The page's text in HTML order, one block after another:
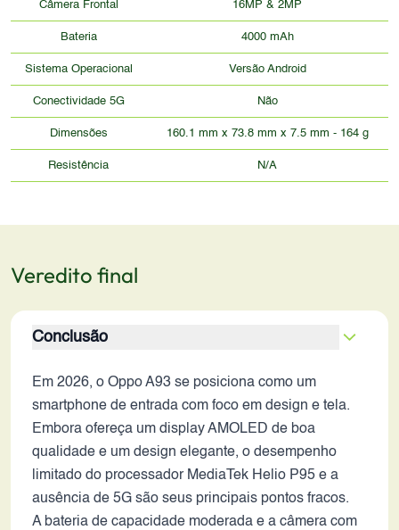
Câmera Frontal 16MP & 2MP
Bateria 4000 mAh
Sistema Operacional Versão Android
Conectividade 5G Não
Dimensões 160.1 mm x 73.8 mm x 7.5 mm - 164 g
Resistência N/A
Veredito final
Conclusão
Em 2026, o Oppo A93 se posiciona como um
smartphone de entrada com foco em design e tela.
Embora ofereça um display AMOLED de boa
qualidade e um design elegante, o desempenho
limitado do processador MediaTek Helio P95 e a
ausência de 5G são seus principais pontos fracos.
A bateria de capacidade moderada e a câmera com